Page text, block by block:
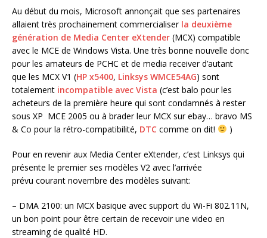
Au début du mois, Microsoft annonçait que ses partenaires
allaient très prochainement commercialiser la deuxième
génération de Media Center eXtender (MCX) compatible
avec le MCE de Windows Vista. Une très bonne nouvelle donc
pour les amateurs de PCHC et de media receiver d’autant
que les MCX V1 (HP x5400, Linksys WMCE54AG) sont
totalement incompatible avec Vista (c’est balo pour les
acheteurs de la première heure qui sont condamnés à rester
sous XP MCE 2005 ou à brader leur MCX sur ebay… bravo MS
& Co pour la rétro-compatibilité, DTC comme on dit! )
Pour en revenir aux Media Center eXtender, c’est Linksys qui
présente le premier ses modèles V2 avec l’arrivée
prévu courant novembre des modèles suivant:
– DMA 2100: un MCX basique avec support du Wi-Fi 802.11N,
un bon point pour être certain de recevoir une video en
streaming de qualité HD.